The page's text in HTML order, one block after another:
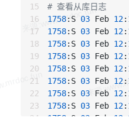
# Replication
role:slave
master_port:6379
# 查看从库日志
1758:S 03 Feb 12:
1758:S 03 Feb 12:
1758:S 03 Feb 12:
1758:S 03 Feb 12:
1758:S 03 Feb 12:
1758:S 03 Feb 12:
1758:S 03 Feb 12:
1758:S 03 Feb 12:
1758 :S 03 Feb 12